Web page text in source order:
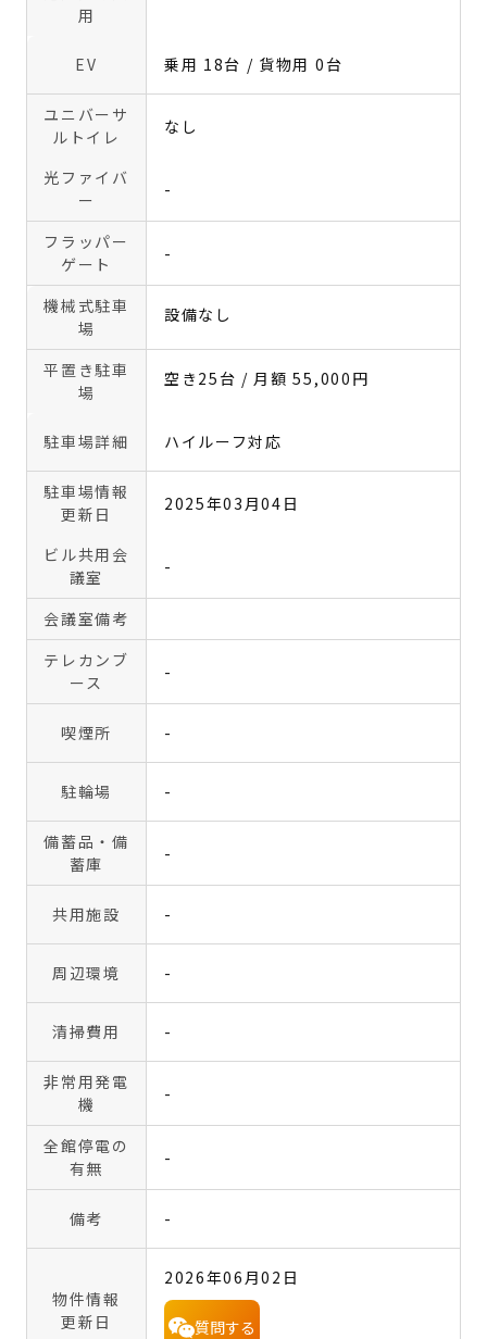
用
EV 乗用 18台 / 貨物用 0台
ユニバーサ
ルトイレ
なし
光ファイバ
ー
-
フラッパー
ゲート
-
機械式駐車
場
設備なし
平置き駐車
場
空き25台 / 月額 55,000円
駐車場詳細 ハイルーフ対応
駐車場情報
更新日
2025年03月04日
ビル共用会
議室
-
会議室備考
テレカンブ
ース
-
喫煙所 -
駐輪場 -
備蓄品・備
蓄庫
-
共用施設 -
周辺環境 -
清掃費用 -
非常用発電
機
-
全館停電の
有無
-
備考 -
物件情報
更新日
2026年06月02日
質問する